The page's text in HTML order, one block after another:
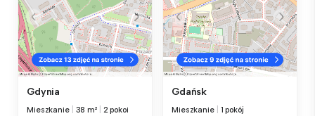
Gdynia
Mieszkanie 38 m² 2 pokoi
Gdańsk
Mieszkanie 1 pokój